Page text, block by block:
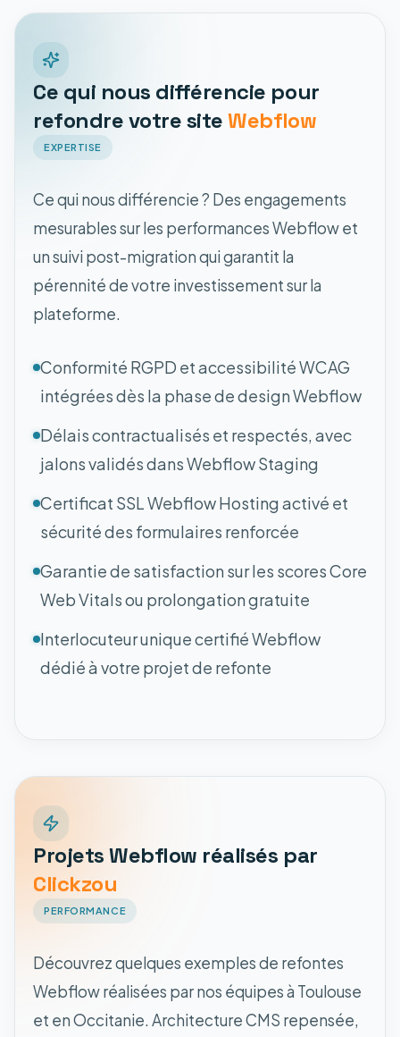
Ce qui nous différencie pour
refondre votre site Webflow
EXPERTISE
Ce qui nous différencie ? Des engagements
mesurables sur les performances Webflow et
un suivi post-migration qui garantit la
pérennité de votre investissement sur la
plateforme.
Conformité RGPD et accessibilité WCAG
intégrées dès la phase de design Webflow
Délais contractualisés et respectés, avec
jalons validés dans Webflow Staging
Certificat SSL Webflow Hosting activé et
sécurité des formulaires renforcée
Garantie de satisfaction sur les scores Core
Web Vitals ou prolongation gratuite
Interlocuteur unique certifié Webflow
dédié à votre projet de refonte
Projets Webflow réalisés par
Clickzou
PERFORMANCE
Découvrez quelques exemples de refontes
Webflow réalisées par nos équipes à Toulouse
et en Occitanie. Architecture CMS repensée,